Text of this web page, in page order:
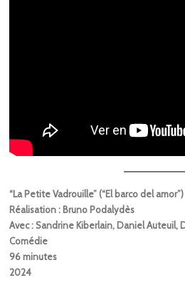
“La Petite Vadrouille” (“El barco del amor”)
Réalisation : Bruno Podalydès
Avec : Sandrine Kiberlain, Daniel Auteuil,
Comédie
96 minutes
2024